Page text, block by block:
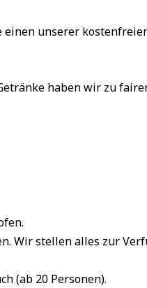
einen unserer
haben wir zu
Wir stellen alles zur
(ab 20 Personen).